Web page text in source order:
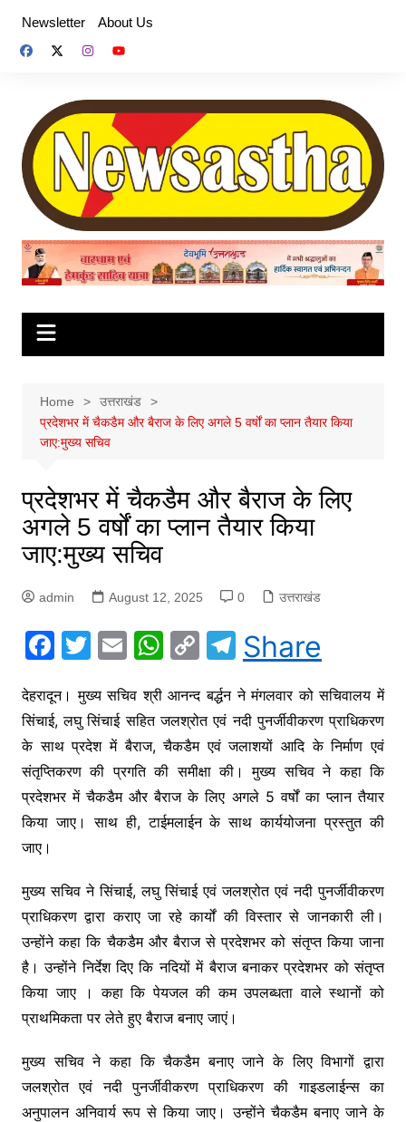
content
Newsletter About Us
Home
उत्तराखंड
प्रदेशभर में चैकडैम और बैराज के लिए अगले 5 वर्षों का प्लान तैयार किया
जाए:मुख्य सचिव
प्रदेशभर में चैकडैम और बैराज के लिए
अगले 5 वर्षों का प्लान तैयार किया
जाए:मुख्य सचिव
admin August 12, 2025 0 उत्तराखंड
F
c
e
b
o
o
T
itt
er
E
ai
l
W
at
s
A
p
p
C
p
y
Li
n
k
T
el
e
gr
a
m
Share
देहरादून। मुख्य सचिव श्री आनन्द बर्द्धन ने मंगलवार को सचिवालय में
सिंचाई, लघु सिंचाई सहित जलश्रोत एवं नदी पुनर्जीवीकरण प्राधिकरण
के साथ प्रदेश में बैराज, चैकडैम एवं जलाशयों आदि के निर्माण एवं
संतृप्तिकरण की प्रगति की समीक्षा की। मुख्य सचिव ने कहा कि
प्रदेशभर में चैकडैम और बैराज के लिए अगले 5 वर्षों का प्लान तैयार
किया जाए। साथ ही, टाईमलाईन के साथ कार्ययोजना प्रस्तुत की
जाए।
मुख्य सचिव ने सिंचाई, लघु सिंचाई एवं जलश्रोत एवं नदी पुनर्जीवीकरण
प्राधिकरण द्वारा कराए जा रहे कार्यों की विस्तार से जानकारी ली।
उन्होंने कहा कि चैकडैम और बैराज से प्रदेशभर को संतृप्त किया जाना
है। उन्होंने निर्देश दिए कि नदियों में बैराज बनाकर प्रदेशभर को संतृप्त
किया जाए । कहा कि पेयजल की कम उपलब्धता वाले स्थानों को
प्राथमिकता पर लेते हुए बैराज बनाए जाएं।
मुख्य सचिव ने कहा कि चैकडैम बनाए जाने के लिए विभागों द्वारा
जलश्रोत एवं नदी पुनर्जीवीकरण प्राधिकरण की गाइडलाईन्स का
अनुपालन अनिवार्य रूप से किया जाए। उन्होंने चैकडैम बनाए जाने के